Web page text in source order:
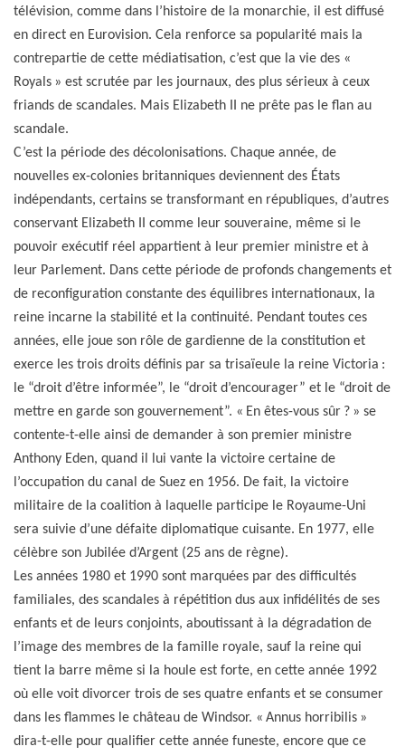
télévision, comme dans l’histoire de la monarchie, il est diffusé
en direct en Eurovision. Cela renforce sa popularité mais la
contrepartie de cette médiatisation, c’est que la vie des «
Royals » est scrutée par les journaux, des plus sérieux à ceux
friands de scandales. Mais Elizabeth II ne prête pas le flan au
scandale.
C’est la période des décolonisations. Chaque année, de
nouvelles ex-colonies britanniques deviennent des États
indépendants, certains se transformant en républiques, d’autres
conservant Elizabeth II comme leur souveraine, même si le
pouvoir exécutif réel appartient à leur premier ministre et à
leur Parlement. Dans cette période de profonds changements et
de reconfiguration constante des équilibres internationaux, la
reine incarne la stabilité et la continuité. Pendant toutes ces
années, elle joue son rôle de gardienne de la constitution et
exerce les trois droits définis par sa trisaïeule la reine Victoria :
le “droit d’être informée”, le “droit d’encourager” et le “droit de
mettre en garde son gouvernement”. « En êtes-vous sûr ? » se
contente-t-elle ainsi de demander à son premier ministre
Anthony Eden, quand il lui vante la victoire certaine de
l’occupation du canal de Suez en 1956. De fait, la victoire
militaire de la coalition à laquelle participe le Royaume-Uni
sera suivie d’une défaite diplomatique cuisante. En 1977, elle
célèbre son Jubilée d’Argent (25 ans de règne).
Les années 1980 et 1990 sont marquées par des difficultés
familiales, des scandales à répétition dus aux infidélités de ses
enfants et de leurs conjoints, aboutissant à la dégradation de
l’image des membres de la famille royale, sauf la reine qui
tient la barre même si la houle est forte, en cette année 1992
où elle voit divorcer trois de ses quatre enfants et se consumer
dans les flammes le château de Windsor. « Annus horribilis »
dira-t-elle pour qualifier cette année funeste, encore que ce